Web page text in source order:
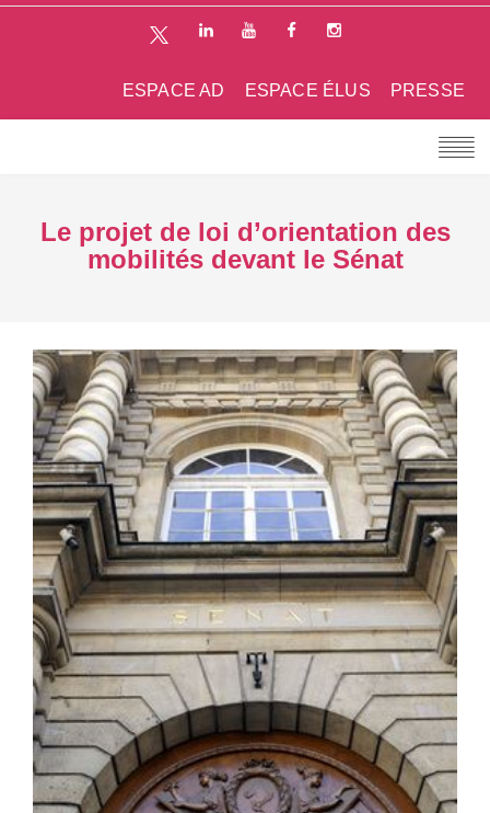
PRESSE
ESPACE ÉLUS
ESPACE AD
Le projet de loi d’orientation des
mobilités devant le Sénat